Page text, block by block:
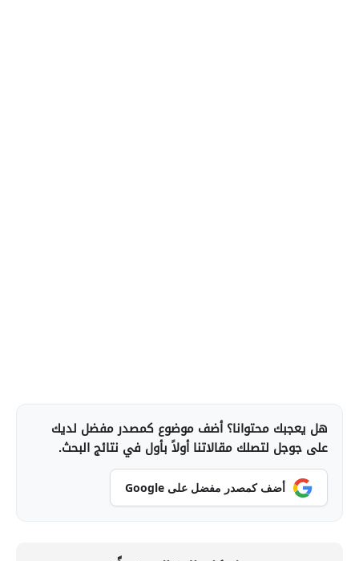
هل يعجبك محتوانا؟ أضف موضوع كمصدر مفضل لديك
على جوجل لتصلك مقالاتنا أولاً بأول في نتائج البحث.
أضف كمصدر مفضل على Google